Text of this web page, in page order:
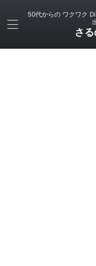
50代からの ワクワク
さ